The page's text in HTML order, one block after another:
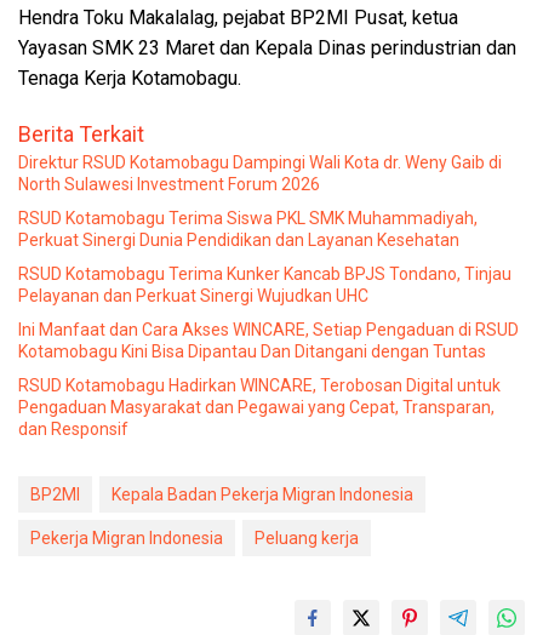
Hendra Toku Makalalag, pejabat BP2MI Pusat, ketua
Yayasan SMK 23 Maret dan Kepala Dinas perindustrian dan
Tenaga Kerja Kotamobagu.
Berita Terkait
Direktur RSUD Kotamobagu Dampingi Wali Kota dr. Weny Gaib di
North Sulawesi Investment Forum 2026
RSUD Kotamobagu Terima Siswa PKL SMK Muhammadiyah,
Perkuat Sinergi Dunia Pendidikan dan Layanan Kesehatan
RSUD Kotamobagu Terima Kunker Kancab BPJS Tondano, Tinjau
Pelayanan dan Perkuat Sinergi Wujudkan UHC
Ini Manfaat dan Cara Akses WINCARE, Setiap Pengaduan di RSUD
Kotamobagu Kini Bisa Dipantau Dan Ditangani dengan Tuntas
RSUD Kotamobagu Hadirkan WINCARE, Terobosan Digital untuk
Pengaduan Masyarakat dan Pegawai yang Cepat, Transparan,
dan Responsif
BP2MI Kepala Badan Pekerja Migran Indonesia
Pekerja Migran Indonesia Peluang kerja